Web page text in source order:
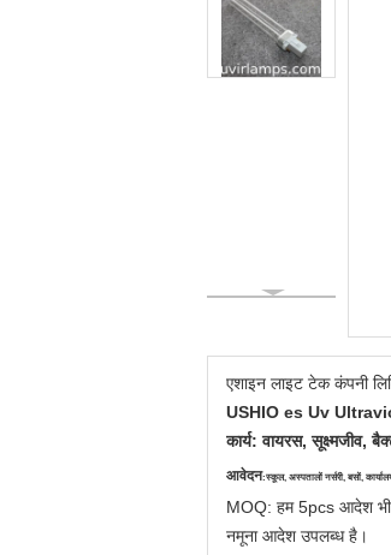
एशाइन लाइट टेक कंपनी
USHIO es Uv
कार्य: वायरस, सूक्ष्मजीव,
आवेदन:स्कूल, अस्पतालों नर्सरी, बसों,
MOQ: हम 5pcs आदेश
नमूना आदेश उपलब्ध है।